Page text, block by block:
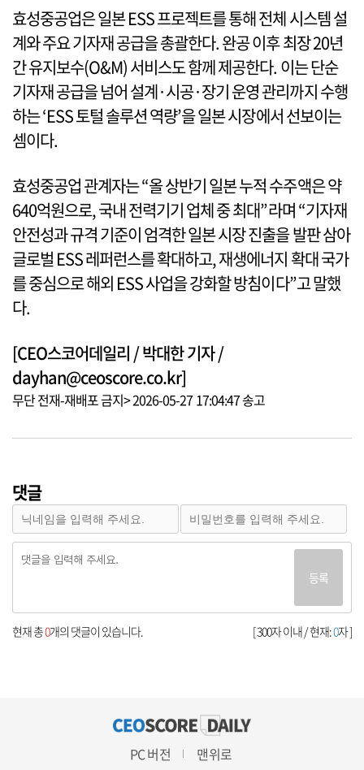
효성중공업은 일본 ESS 프로젝트를 통해 전체 시스템 설
계와 주요 기자재 공급을 총괄한다. 완공 이후 최장 20년
간 유지보수(O&M) 서비스도 함께 제공한다. 이는 단순
기자재 공급을 넘어 설계·시공·장기 운영 관리까지 수행
하는 ‘ESS 토털 솔루션 역량’을 일본 시장에서 선보이는
셈이다.
효성중공업 관계자는 “올 상반기 일본 누적 수주액은 약
640억원으로, 국내 전력기기 업체 중 최대”라며 “기자재
안전성과 규격 기준이 엄격한 일본 시장 진출을 발판 삼아
글로벌 ESS 레퍼런스를 확대하고, 재생에너지 확대 국가
를 중심으로 해외 ESS 사업을 강화할 방침이다”고 말했
다.
[CEO스코어데일리 / 박대한 기자 /
dayhan@ceoscore.co.kr]
무단 전재-재배포 금지> 2026-05-27 17:04:47 송고
댓글
등록
[ 300자 이내 / 현재:0자 ]
현재 총0개의 댓글이 있습니다.
PC 버전 맨위로